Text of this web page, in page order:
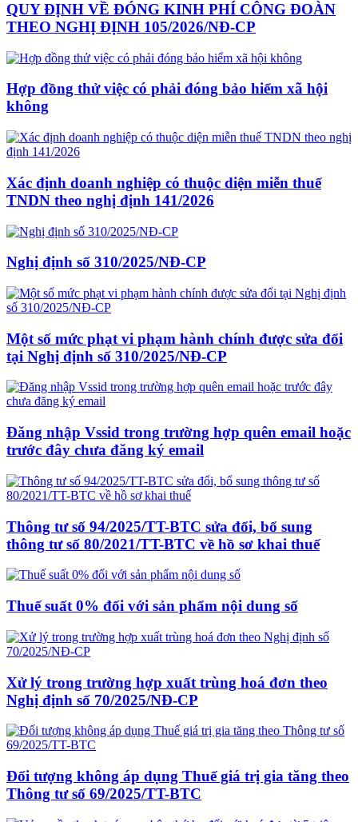
QUY ĐỊNH VỀ ĐÓNG KINH PHÍ CÔNG ĐOÀN
THEO NGHỊ ĐỊNH 105/2026/NĐ-CP
Hợp đồng thử việc có phải đóng bảo hiểm xã hội
không
Xác định doanh nghiệp có thuộc diện miễn thuế
TNDN theo nghị định 141/2026
Nghị định số 310/2025/NĐ-CP
Một số mức phạt vi phạm hành chính được sửa đổi
tại Nghị định số 310/2025/NĐ-CP
Đăng nhập Vssid trong trường hợp quên email hoặc
trước đây chưa đăng ký email
Thông tư số 94/2025/TT-BTC sửa đổi, bổ sung
thông tư số 80/2021/TT-BTC về hồ sơ khai thuế
Thuế suất 0% đối với sản phẩm nội dung số
Xử lý trong trường hợp xuất trùng hoá đơn theo
Nghị định số 70/2025/NĐ-CP
Đối tượng không áp dụng Thuế giá trị gia tăng theo
Thông tư số 69/2025/TT-BTC